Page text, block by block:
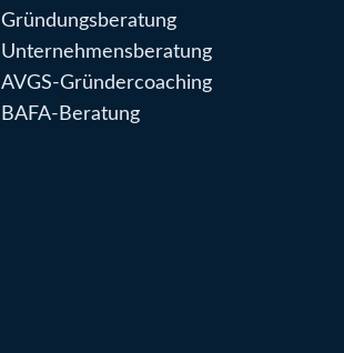
Gründungsberatung
Unternehmensberatung
AVGS-Gründercoaching
BAFA-Beratung